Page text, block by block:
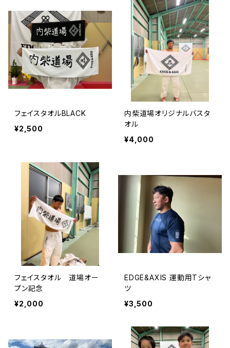
フェイスタオルBLACK
¥2,500
内柴道場オリジナルバスタ
オル
¥4,000
フェイスタオル 道場オー
プン記念
¥2,000
EDGE&AXIS 運動用Tシャ
ツ
¥3,500